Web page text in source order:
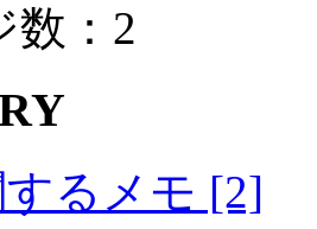
数：2
るメモ [2]